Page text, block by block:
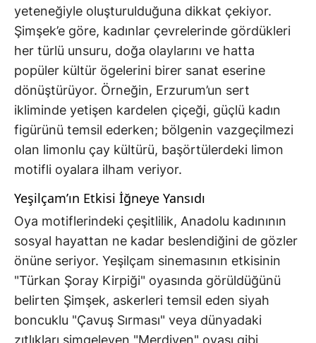
yeteneğiyle oluşturulduğuna dikkat çekiyor.
Şimşek’e göre, kadınlar çevrelerinde gördükleri
her türlü unsuru, doğa olaylarını ve hatta
popüler kültür ögelerini birer sanat eserine
dönüştürüyor. Örneğin, Erzurum’un sert
ikliminde yetişen kardelen çiçeği, güçlü kadın
figürünü temsil ederken; bölgenin vazgeçilmezi
olan limonlu çay kültürü, başörtülerdeki limon
motifli oyalara ilham veriyor.
Yeşilçam’ın Etkisi İğneye Yansıdı
Oya motiflerindeki çeşitlilik, Anadolu kadınının
sosyal hayattan ne kadar beslendiğini de gözler
önüne seriyor. Yeşilçam sinemasının etkisinin
"Türkan Şoray Kirpiği" oyasında görüldüğünü
belirten Şimşek, askerleri temsil eden siyah
boncuklu "Çavuş Sırması" veya dünyadaki